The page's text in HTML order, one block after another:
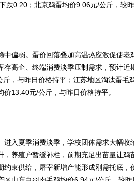
跌0.20；北京鸡蛋均价9.06元/公斤，较
偏弱。蛋价回落叠加高温热应激促使老
存高企、终端消费淡季压制需求，预计近
斤，与昨日价格持平；江苏地区淘汰蛋毛
13.40元/公斤，与昨日价格持平。
入夏季消费淡季，学校团体需求大幅收
，养殖户暂缓补栏，前期充足出苗量让鸡
约束供给，屠宰新增产能形成刚需托底，